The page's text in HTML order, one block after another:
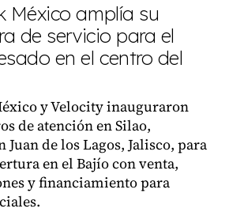
México amplía su
de servicio para el
en el centro del
y Velocity inauguraron
de atención en Silao,
Juan de los Lagos, Jalisco, para
en el Bajío con venta,
y financiamiento para